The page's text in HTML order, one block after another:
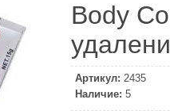
Body
Артикул: 2435
Наличие: 5